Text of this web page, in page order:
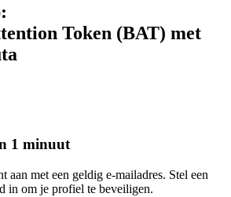
Token (BAT) met
1 minuut
aan met een geldig e-mailadres. Stel een
in om je profiel te beveiligen.